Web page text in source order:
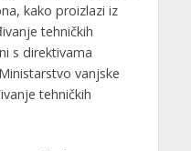
kako proizlazi iz
tehničkih
s direktivama
vanjske
tehničkih